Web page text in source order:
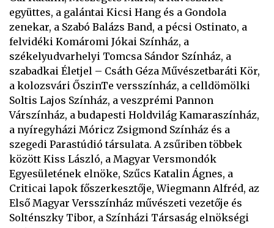
együttes, a galántai Kicsi Hang és a Gondola
zenekar, a Szabó Balázs Band, a pécsi Ostinato, a
felvidéki Komáromi Jókai Színház, a
székelyudvarhelyi Tomcsa Sándor Színház, a
szabadkai Életjel – Csáth Géza Művészetbaráti Kör,
a kolozsvári ŐszinTe versszínház, a celldömölki
Soltis Lajos Színház, a veszprémi Pannon
Várszínház, a budapesti Holdvilág Kamaraszínház,
a nyíregyházi Móricz Zsigmond Színház és a
szegedi Parastúdió társulata. A zsűriben többek
között Kiss László, a Magyar Versmondók
Egyesületének elnöke, Szűcs Katalin Ágnes, a
Criticai lapok főszerkesztője, Wiegmann Alfréd, az
Első Magyar Versszínház művészeti vezetője és
Solténszky Tibor, a Színházi Társaság elnökségi